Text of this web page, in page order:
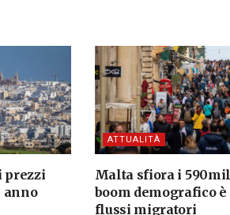
prezzi
anno
ATTUALITÀ
Malta sfiora i
boom demografico
flussi migratori